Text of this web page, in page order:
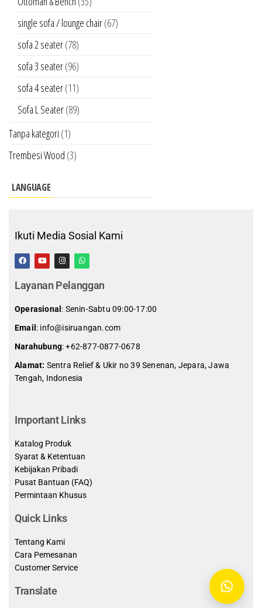
single sofa / lounge chair(67)
sofa 2 seater(78)
sofa 3 seater(96)
sofa 4 seater(11)
Sofa L Seater(89)
Tanpa kategori (1)
Trembesi Wood (3)
LANGUAGE
Ikuti Media Sosial Kami
Layanan Pelanggan
Operasional : Senin-Sabtu 09:00-17:00
Email : info@isiruangan.com
Narahubung:+62-877-0877-0678
Alamat: Sentra Relief & Ukir no 39 Senenan, Jepara, Jawa
Tengah, Indonesia
Important Links
Katalog Produk
Syarat & Ketentuan
Kebijakan Pribadi
Pusat Bantuan (FAQ)
Permintaan Khusus
Quick Links
Tentang Kami
Cara Pemesanan
Customer Service
Translate